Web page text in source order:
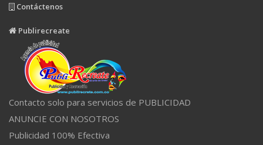
Contáctenos
Publirecreate
Contacto solo para servicios de PUBLICIDAD
ANUNCIE CON NOSOTROS
Publicidad 100% Efectiva